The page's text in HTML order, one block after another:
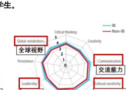
。